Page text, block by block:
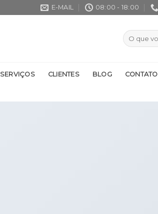
E-MAIL 08:00 - 18:00
SERVIÇOS CLIENTES BLOG CONTATO